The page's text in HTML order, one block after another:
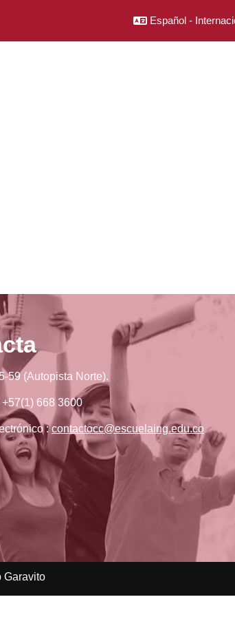
Español -
59 (Autopista Norte).
668 3600
:contactocc@escuelaing.edu.co
Garavito